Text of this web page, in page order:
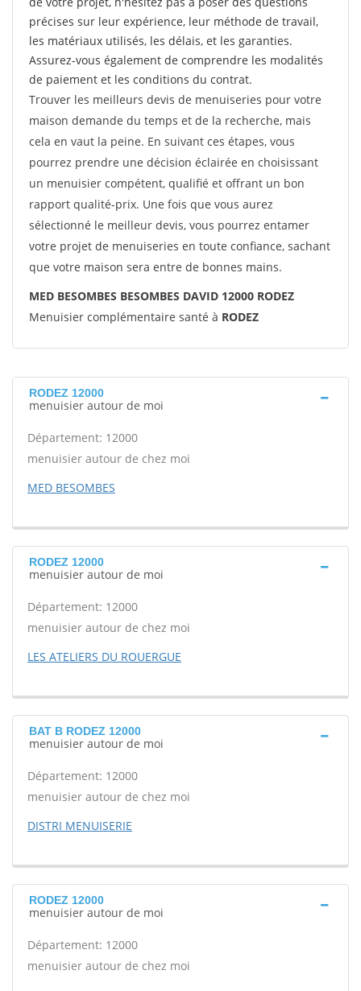
précises sur leur expérience, leur méthode de travail,
les matériaux utilisés, les délais, et les garanties.
Assurez-vous également de comprendre les modalités
de paiement et les conditions du contrat.
Trouver les meilleurs devis de menuiseries pour votre
maison demande du temps et de la recherche, mais
cela en vaut la peine. En suivant ces étapes, vous
pourrez prendre une décision éclairée en choisissant
un menuisier compétent, qualifié et offrant un bon
rapport qualité-prix. Une fois que vous aurez
sélectionné le meilleur devis, vous pourrez entamer
votre projet de menuiseries en toute confiance, sachant
que votre maison sera entre de bonnes mains.
MED BESOMBES BESOMBES DAVID 12000 RODEZ
Menuisier complémentaire santé à RODEZ
RODEZ 12000
menuisier autour de moi
Département: 12000
menuisier autour de chez moi
MED BESOMBES
RODEZ 12000
menuisier autour de moi
Département: 12000
menuisier autour de chez moi
LES ATELIERS DU ROUERGUE
BAT B RODEZ 12000
menuisier autour de moi
Département: 12000
menuisier autour de chez moi
DISTRI MENUISERIE
RODEZ 12000
menuisier autour de moi
Département: 12000
menuisier autour de chez moi